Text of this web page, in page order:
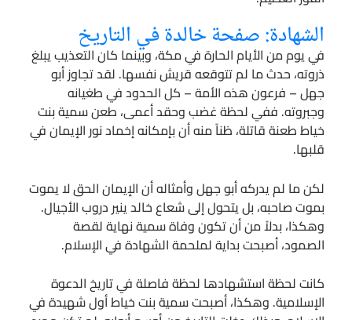
الشهادة: صفحة خالدة في التاريخ
في يوم من الأيام الحارة في مكة، وبينما كان التعذيب يبلغ
ذروته، حدث ما لم تتوقعه قريش نفسها. لقد تجاوز أبو
جهل – فرعون هذه الأمة – كل الحدود في طغيانه
وجبروته. ففي لحظة غضب وحقد أعمى، طعن سمية بنت
خياط طعنة قاتلة، ظناً منه أن بإمكانه إخماد نور الإيمان في
قلبها.
لكن ما لم يدركه أبو جهل وأمثاله أن الإيمان الحق لا يموت
بموت صاحبه، بل يتحول إلى شعاع خالد ينير دروب الأجيال.
وهكذا، بدلاً من أن تكون وفاة سمية نهاية لقصة
الصمود، أصبحت بداية لملحمة الشهادة في الإسلام.
كانت لحظة استشهادها لحظة فاصلة في تاريخ الدعوة
الإسلامية. وهكذا، أصبحت سمية بنت خياط أول شهيدة في